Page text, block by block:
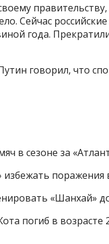
Сейчас
года.
говорил, что
в сезоне за
избежать
«Шанхай»
погиб в возрасте